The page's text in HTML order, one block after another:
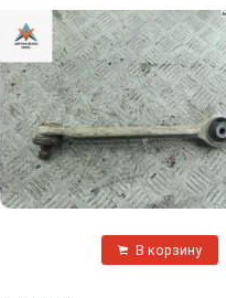
В корзину